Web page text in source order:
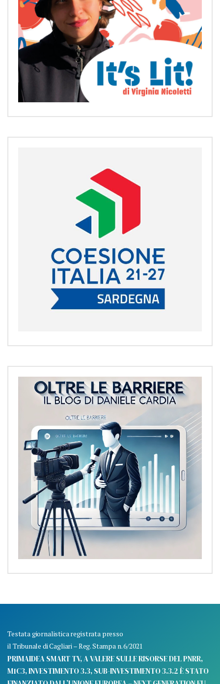
Testata giornalistica registrata presso
il Tribunale di Cagliari – Reg. Stampa n. 6/2021
PRIMAIDEA SMART TV, A VALERE SULLE RISORSE DEL PNRR,
M1C3, INVESTIMENTO 3.3, SUB-INVESTIMENTO 3.3.2 È STATO